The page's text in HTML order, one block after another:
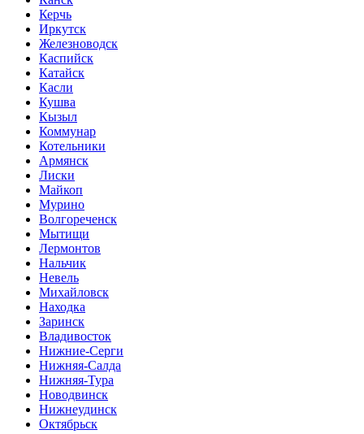
Керчь
Иркутск
Железноводск
Каспийск
Катайск
Касли
Кушва
Кызыл
Коммунар
Котельники
Армянск
Лиски
Майкоп
Мурино
Волгореченск
Мытищи
Лермонтов
Нальчик
Невель
Михайловск
Находка
Заринск
Владивосток
Нижние-Серги
Нижняя-Салда
Нижняя-Тура
Новодвинск
Нижнеудинск
Октябрьск